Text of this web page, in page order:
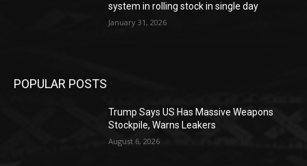
system in rolling stock in single day
January 31, 2026
POPULAR POSTS
Trump Says US Has Massive Weapons
Stockpile, Warns Leakers
August 6, 2026